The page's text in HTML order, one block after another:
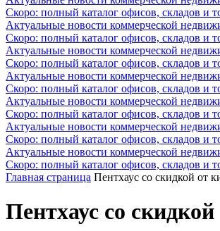
Скоро: полный каталог офисов, складов и
Актуальные новости коммерческой
Скоро: полный каталог офисов, складов и
Актуальные новости коммерческой
Скоро: полный каталог офисов, складов и
Актуальные новости коммерческой
Скоро: полный каталог офисов, складов и
Актуальные новости коммерческой
Скоро: полный каталог офисов, складов и
Актуальные новости коммерческой
Скоро: полный каталог офисов, складов и
Актуальные новости коммерческой
Скоро: полный каталог офисов, складов и
Главная страница Пентхаус со скидкой от
Пентхаус со скидкой